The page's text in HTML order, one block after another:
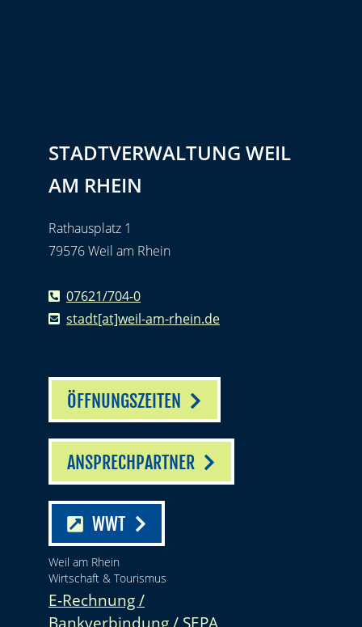
STADTVERWALTUNG WEIL
AM RHEIN
Rathausplatz 1
79576 Weil am Rhein
07621/704-0
stadt[at]weil-am-rhein.de
ÖFFNUNGSZEITEN
ANSPRECHPARTNER
WWT
Weil am Rhein
Wirtschaft & Tourismus
E-Rechnung /
Bankverbindung / SEPA